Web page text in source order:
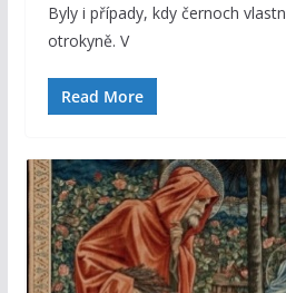
Byly i případy, kdy černoch
otrokyně. V
Read More